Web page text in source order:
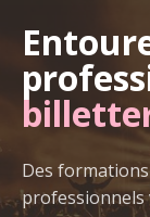
Des
professionnels